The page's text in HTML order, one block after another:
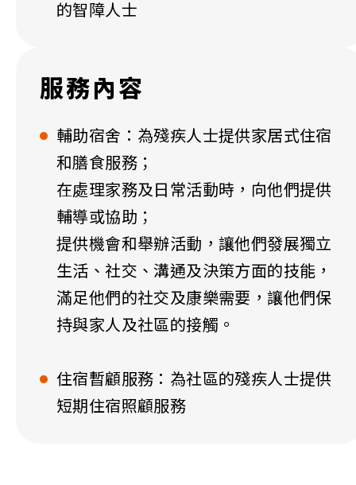
的智障人士
服務內容
輔助宿舍：為殘疾人士提供家居式住宿
和膳食服務；
在處理家務及日常活動時，向他們提供
輔導或協助；
提供機會和舉辦活動，讓他們發展獨立
生活、社交、溝通及決策方面的技能，
滿足他們的社交及康樂需要，讓他們保
持與家人及社區的接觸。
住宿暫顧服務：為社區的殘疾人士提供
短期住宿照顧服務